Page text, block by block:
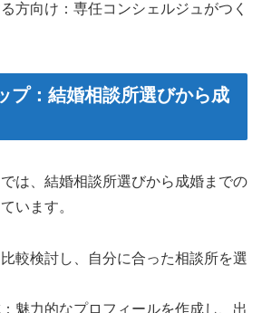
方向け：専任コンシェルジュがつく
プ：結婚相談所選びから成
は、結婚相談所選びから成婚までの
います。
較検討し、自分に合った相談所を選
魅力的なプロフィールを作成し、出